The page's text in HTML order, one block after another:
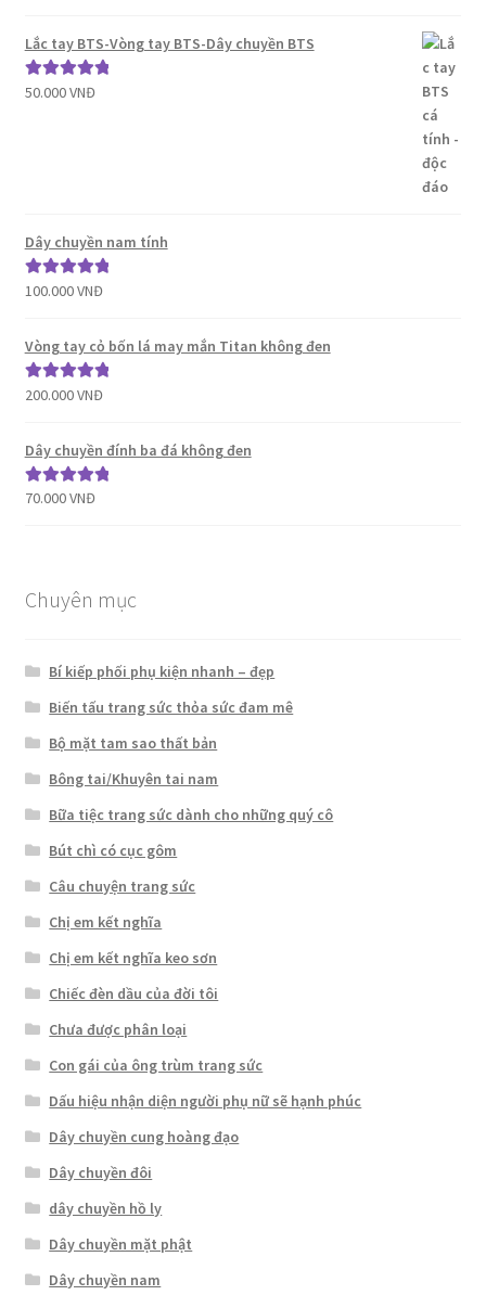
sao
Lắc tay BTS-Vòng tay BTS-Dây chuyền BTS
Được xếp
50.000VNĐ
Dây chuyền nam tính
Được xếp
sao
100.000VNĐ
Vòng tay cỏ bốn lá may mắn Titan không đen
Được xếp
sao
200.000VNĐ
Dây chuyền đính ba đá không đen
Được xếp
70.000VNĐ
Chuyên mục
Bí kiếp phối phụ kiện nhanh – đẹp
Biến tấu trang sức thỏa sức đam mê
Bộ mặt tam sao thất bản
Bông tai/Khuyên tai nam
Bữa tiệc trang sức dành cho những quý cô
Bút chì có cục gôm
Câu chuyện trang sức
Chị em kết nghĩa
Chị em kết nghĩa keo sơn
Chiếc đèn dầu của đời tôi
Chưa được phân loại
Con gái của ông trùm trang sức
Dấu hiệu nhận diện người phụ nữ sẽ hạnh phúc
Dây chuyền cung hoàng đạo
Dây chuyền đôi
dây chuyền hồ ly
Dây chuyền mặt phật
Dây chuyền nam